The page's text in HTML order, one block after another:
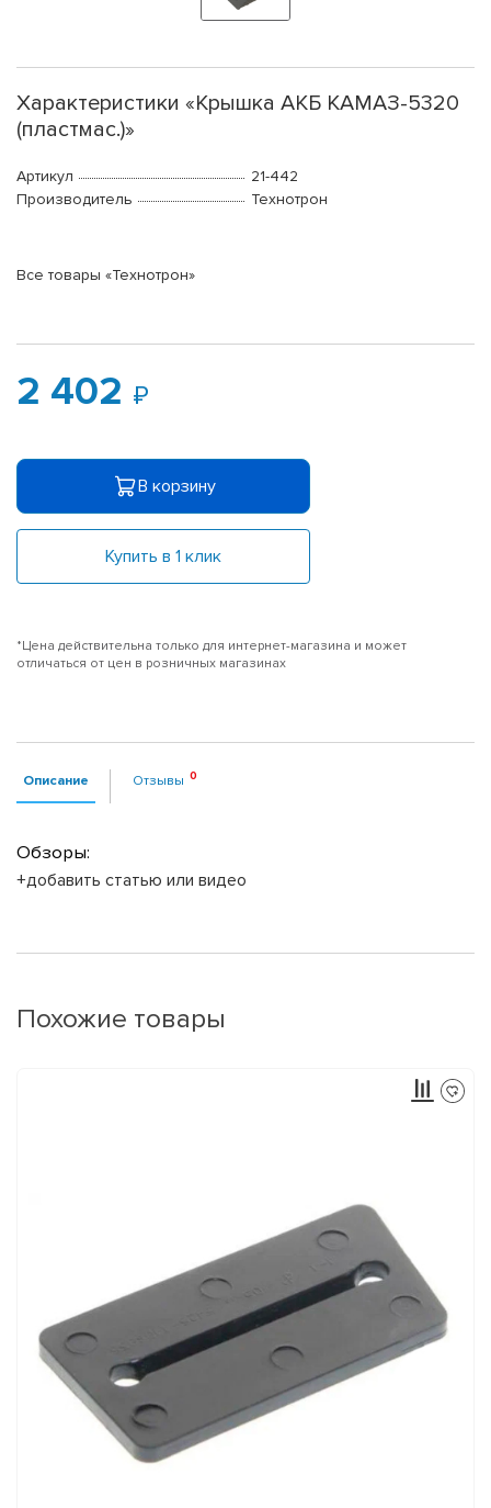
Характеристики «Крышка АКБ КАМАЗ-5320
(пластмас.)»
Артикул
21-442
Производитель
Технотрон
Все товары «Технотрон»
2 402
В корзину
Купить в 1 клик
*Цена действительна только для интернет-магазина и может
отличаться от цен в розничных магазинах
Описание Отзывы
Обзоры:
+добавить статью или видео
Похожие товары